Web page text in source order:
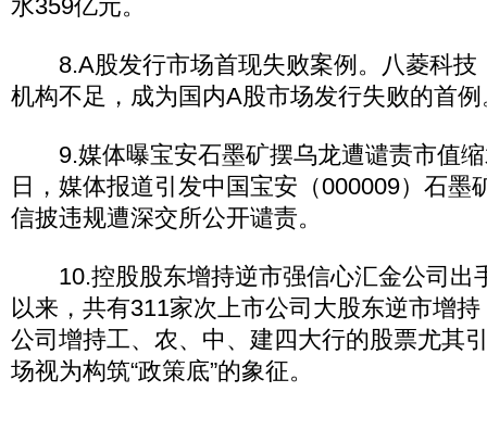
水359亿元。
8.A股发行市场首现失败案例。八菱科技
机构不足，成为国内A股市场发行失败的首例
9.媒体曝宝安石墨矿摆乌龙遭谴责市值缩
日，媒体报道引发中国宝安（000009）石墨
信披违规遭深交所公开谴责。
10.控股股东增持逆市强信心汇金公司出
以来，共有311家次上市公司大股东逆市增
公司增持工、农、中、建四大行的股票尤其
场视为构筑“政策底”的象征。